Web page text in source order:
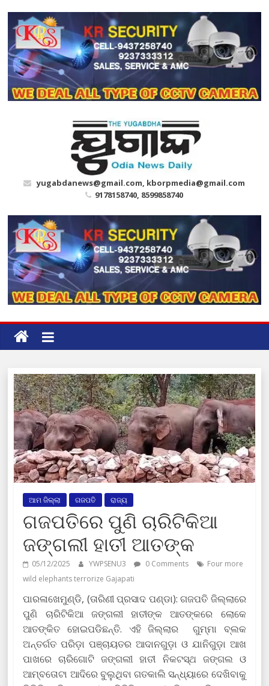
content
yugabdanews@gmail.com, kborpmedia@gmail.com
9178158740, 8599858740
ଆମ ଜିଲ୍ଲା ଗଜପତି ରାଜ୍ୟ
ଗଜପତିରେ ପୁଣି ଚାରିଟିକିଆ
ଜଙ୍ଗଲୀ ହାତୀ ଆତଙ୍କ
05/12/2025 YWPSENU3 0 Comments
Four more
wild elephants terrorize Gajapati
ପାରଳାଖେମୁଣ୍ଡି, (ତାରିଣୀ ପ୍ରସାଦ ପଣ୍ଡା): ଗଜପତି ଜିଲ୍ଲାରେ
ପୁଣି ଚାରିଟିକିଆ ଜଙ୍ଗଲୀ ହାତୀଙ୍କ ଆତଙ୍କରେ ଲୋକେ
ଆତଙ୍କିତ ହୋଇପଡିଛନ୍ତି. ଏହି ଜିଲ୍ଲାର ଗୁମ୍ମା ବ୍ଲକ
ଅନ୍ତର୍ଗତ ପରିଡ଼ା ପଞ୍ଚାୟତର ଆଦାନଗୁଡ଼ା ଓ ଯାନିଗୁଡ଼ା ଆଖ
ପାଖରେ ଚାରିଗୋଟି ଜଙ୍ଗଲୀ ହାତୀ ନିକଟସ୍ଥ ଜଙ୍ଗଲ ଓ
ଆମ୍ବତୋଟା ଆଦିରେ ବୁଲୁଥିବା ଗତକାଲି ସନ୍ଧ୍ୟାରେ ଦେଖିବାକୁ